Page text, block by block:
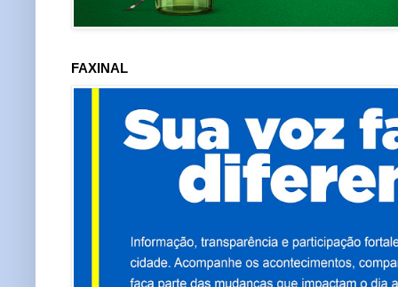
FAXINAL